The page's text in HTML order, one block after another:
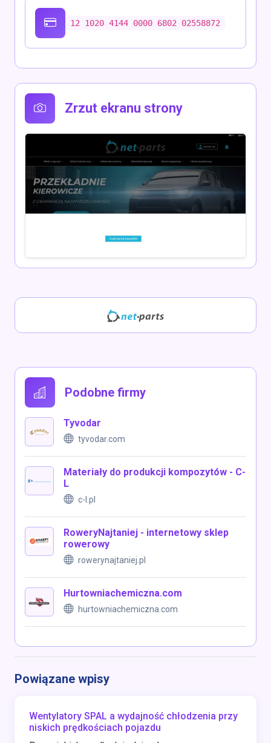
12 1020 4144 0000 6802 02558872
Zrzut ekranu strony
Podobne firmy
Tyvodar
tyvodar.com
Materiały do produkcji kompozytów - C-
L
c-l.pl
RoweryNajtaniej - internetowy sklep
rowerowy
rowerynajtaniej.pl
Hurtowniachemiczna.com
hurtowniachemiczna.com
Powiązane wpisy
Wentylatory SPAL a wydajność chłodzenia przy
niskich prędkościach pojazdu